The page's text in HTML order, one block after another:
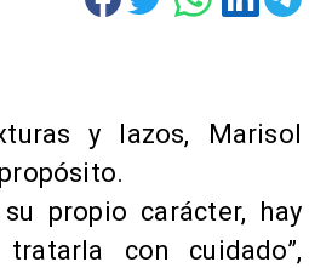
y lazos, Marisol
propio carácter, hay
con cuidado”,